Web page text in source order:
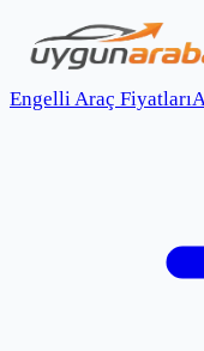
Engelli Araç Fiyatları